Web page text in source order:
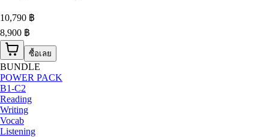
10,790 ฿
8,900 ฿
ซื้อเลย
BUNDLE
POWER PACK
B1-C2
Reading
Writing
Vocab
Listening